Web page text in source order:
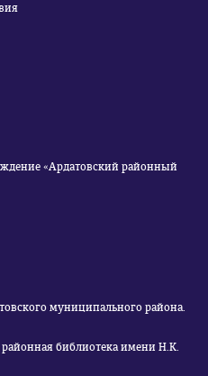
районный
муниципального района.
библиотека имени Н.К.